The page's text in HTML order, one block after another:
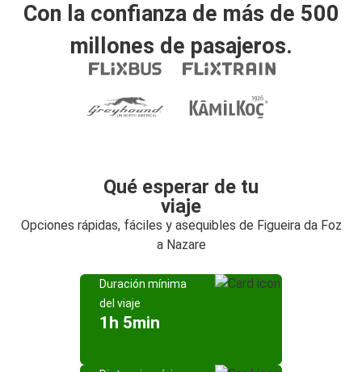
Con la confianza de más de 500
millones de pasajeros.
Qué esperar de tu
viaje
Opciones rápidas, fáciles y asequibles de Figueira da Foz
a Nazare
Duración mínima
del viaje
1h 5min